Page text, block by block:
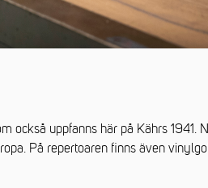
också uppfanns här på Kährs 1941.
På repertoaren finns även